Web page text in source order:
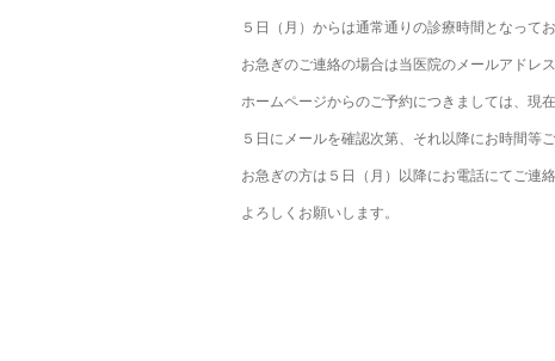
５日（月）からは通常通りの診療時間となってお
お急ぎのご連絡の場合は当医院のメールアドレ
ホームページからのご予約につきましては、現
５日にメールを確認次第、それ以降にお時間等
お急ぎの方は５日（月）以降にお電話にてご連絡
よろしくお願いします。